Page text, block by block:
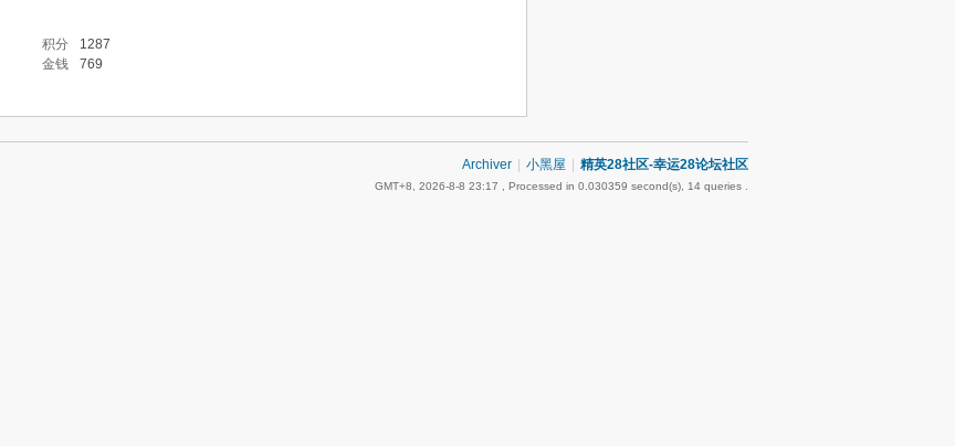
积分
1287
金钱
769
Archiver 小黑屋 精英28社区-幸运28论坛社区
GMT+8, 2026-8-8 23:17 , Processed in 0.030359 second(s), 14 queries .